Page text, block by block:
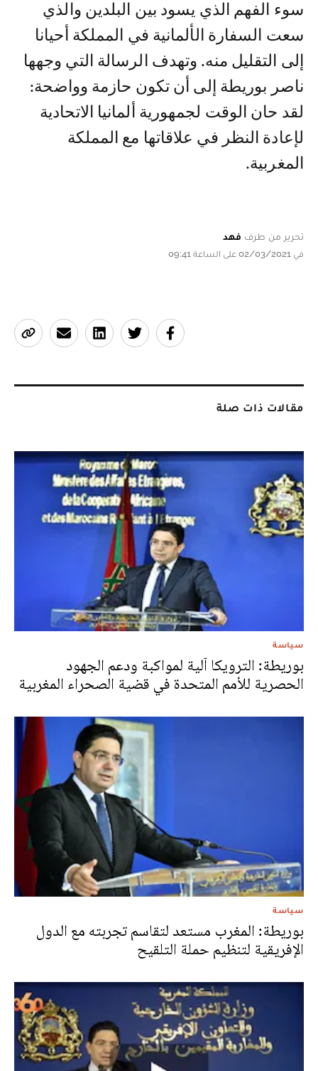
سوء الفهم الذي يسود بين البلدين والذي
سعت السفارة الألمانية في المملكة أحيانا
إلى التقليل منه. وتهدف الرسالة التي وجهها
ناصر بوريطة إلى أن تكون حازمة وواضحة:
لقد حان الوقت لجمهورية ألمانيا الاتحادية
لإعادة النظر في علاقاتها مع المملكة
المغربية.
تحرير من طرف فهد
في 02/03/2021 على الساعة 09:41
مقالات ذات صلة
سياسة
بوريطة: الترويكا آلية لمواكبة ودعم الجهود
الحصرية للأمم المتحدة في قضية الصحراء المغربية
سياسة
بوريطة: المغرب مستعد لتقاسم تجربته مع الدول
الإفريقية لتنظيم حملة التلقيح